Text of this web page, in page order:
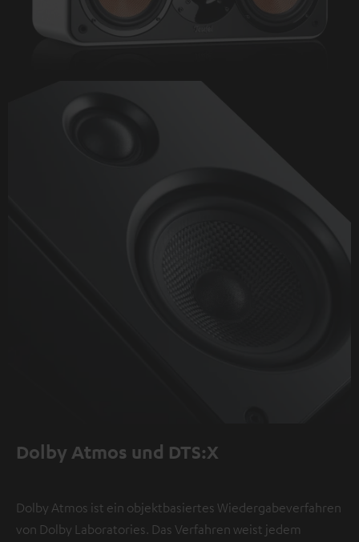
Dolby Atmos und DTS:X
Dolby Atmos ist ein objektbasiertes Wiedergabeverfahren
von Dolby Laboratories. Das Verfahren weist jedem